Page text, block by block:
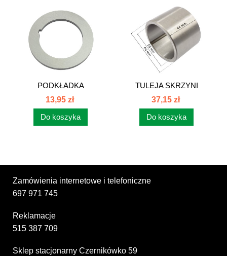
PODKŁADKA
DYSTANSOWA
SKRZYNI...
13,95 zł
Do koszyka
TULEJA SKRZYNI
BIEGÓW C-385...
37,15 zł
Do koszyka
Zamówienia internetowe i telefoniczne
697 971 745
Reklamacje
515 387 709
Sklep stacjonarny Czernikówko 59